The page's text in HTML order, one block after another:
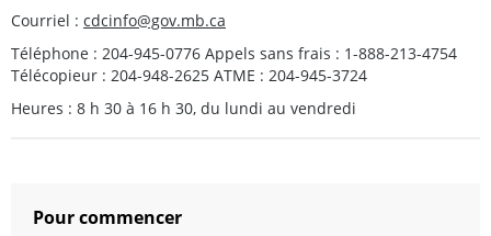
Courriel : cdcinfo@gov.mb.ca
Téléphone : 204-945-0776 Appels sans frais : 1-888-213-4754
Télécopieur : 204-948-2625 ATME : 204-945-3724
Heures : 8 h 30 à 16 h 30, du lundi au vendredi
Pour commencer